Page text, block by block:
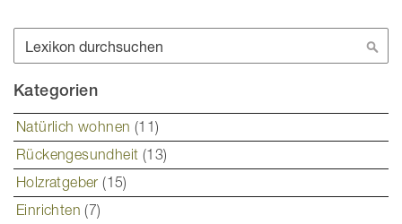
Suche
Kategorien
Natürlich wohnen (11)
Rückengesundheit (13)
Holzratgeber(15)
Einrichten(7)